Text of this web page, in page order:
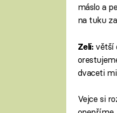
máslo a
na tuku
Zelí: větší
dvaceti
Vejce si